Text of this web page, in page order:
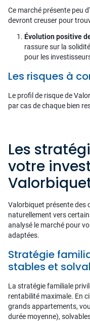
Ce marché présente peu
devront creuser pour
Évolution positive
rassure sur la
pour les
Les risques à
Le profil de risque de
par cas de chaque bien
Les
votre
Valorbiquet présente des
naturellement vers
analysé le marché pour
adaptées.
Stratégie
stables et
La stratégie familiale
rentabilité maximale. En
grands appartements,
durée moyenne),